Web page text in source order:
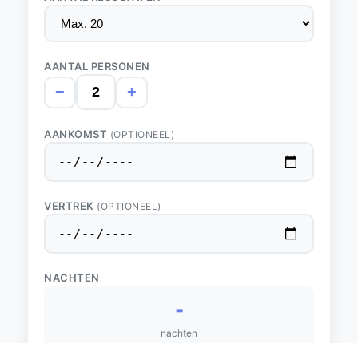
AANTAL PERSONEN
− +
AANKOMST (OPTIONEEL)
VERTREK (OPTIONEEL)
NACHTEN
-
nachten